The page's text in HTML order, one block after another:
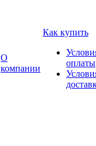
О
компании
Как купить
оплаты